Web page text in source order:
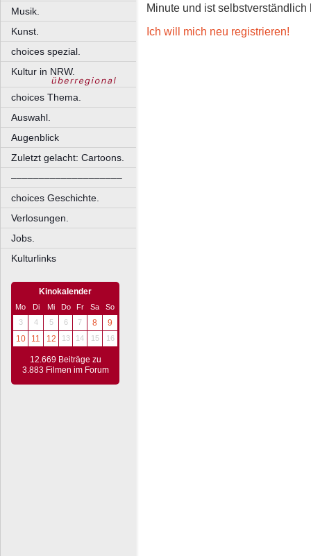
Musik.
Kunst.
choices spezial.
Kultur in NRW.
choices Thema.
Auswahl.
Augenblick
Zuletzt gelacht: Cartoons.
––––––––––––––––––––
choices Geschichte.
Verlosungen.
Jobs.
Kulturlinks
Kinokalender
Mo Di Mi Do Fr Sa
So
3
4 5 6 7 8
9
10
11 12 13 14 15 16
12.669 Beiträge zu
3.883 Filmen im Forum
Minute und ist selbstverständlich
Ich will mich neu registrieren!